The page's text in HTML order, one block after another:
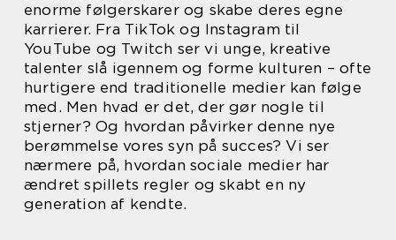
enorme følgerskarer og skabe deres egne
karrierer. Fra TikTok og Instagram til
YouTube og Twitch ser vi unge, kreative
talenter slå igennem og forme kulturen – ofte
hurtigere end traditionelle medier kan følge
med. Men hvad er det, der gør nogle til
stjerner? Og hvordan påvirker denne nye
berømmelse vores syn på succes? Vi ser
nærmere på, hvordan sociale medier har
ændret spillets regler og skabt en ny
generation af kendte.